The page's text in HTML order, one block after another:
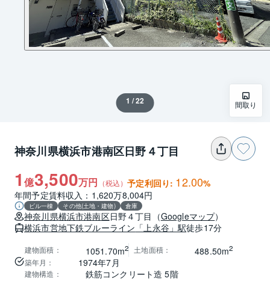
1 / 22 間取り
神奈川県横浜市港南区日野４丁目
1億3,500万円 （税込）予定利回り: 12.00%
年間予定賃料収入：1,620万8,004円
ビル一棟 その他(土地・建物) 倉庫
神奈川県横浜市港南区日野４丁目 （Googleマップ）
横浜市営地下鉄ブルーライン 「上永谷」駅徒歩17分
建物面積 ： 1051.70m2 土地面積： 488.50m2
築年月 ： 1974年7月
建物構造 ： 鉄筋コンクリート造 5階